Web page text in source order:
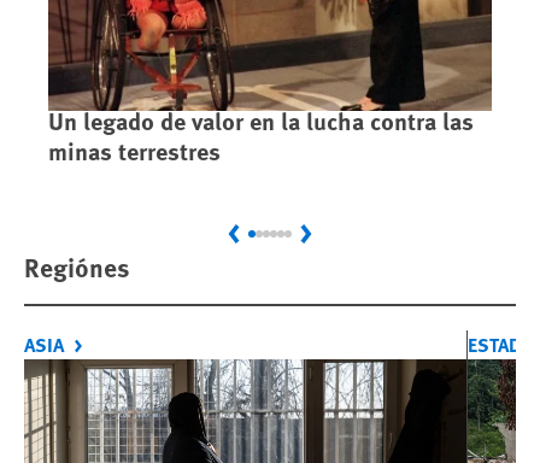
Un legado de valor en la lucha contra las
minas terrestres
PreviousNext
Regiónes
ASIA